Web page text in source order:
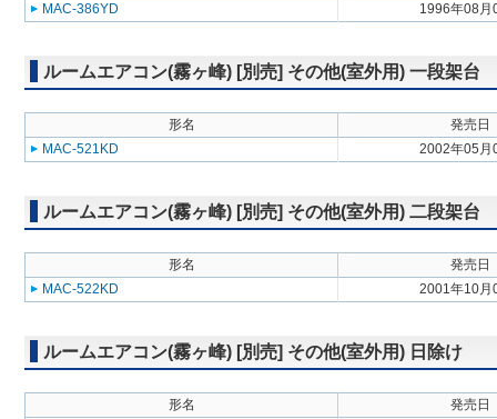
MAC-386YD
1996年08月
ルームエアコン(霧ヶ峰) [別売] その他(室外用) 一段架台
形名
発売日
MAC-521KD
2002年05月
ルームエアコン(霧ヶ峰) [別売] その他(室外用) 二段架台
形名
発売日
MAC-522KD
2001年10月
ルームエアコン(霧ヶ峰) [別売] その他(室外用) 日除け
形名
発売日